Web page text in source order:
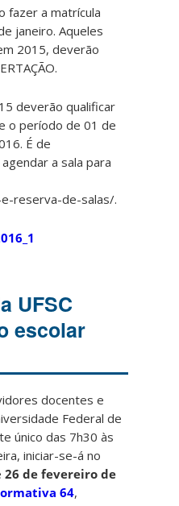
fazer a matrícula
janeiro. Aqueles
2015, deverão
deverão qualificar
o período de 01 de
É de
a sala para
reserva-de-salas/.
UFSC
escolar
docentes e
Federal de
único das 7h30 às
iniciar-se-á no
26 de fevereiro de
64,